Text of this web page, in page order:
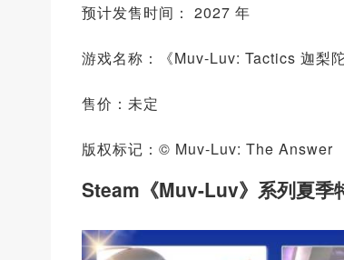
预计发售时间： 2027 年
游戏名称：《Muv-Luv: Tactics 迦梨
售价：未定
版权标记：© Muv-Luv: The Answer
Steam《Muv-Luv》系列夏季